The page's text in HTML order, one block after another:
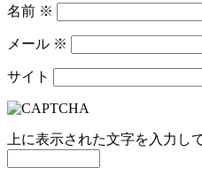
名前 ※
メール ※
サイト
上に表示された文字を入力し